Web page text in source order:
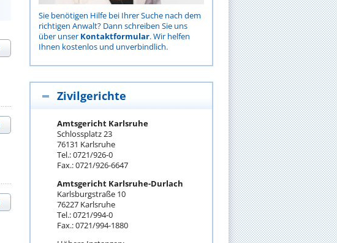
Sie benötigen Hilfe bei Ihrer Suche nach dem
richtigen Anwalt? Dann schreiben Sie uns
über unser Kontaktformular. Wir helfen
Ihnen kostenlos und unverbindlich.
Zivilgerichte
Amtsgericht Karlsruhe
Schlossplatz 23
76131 Karlsruhe
Tel.: 0721/926-0
Fax.: 0721/926-6647
Amtsgericht Karlsruhe-Durlach
Karlsburgstraße 10
76227 Karlsruhe
Tel.: 0721/994-0
Fax.: 0721/994-1880